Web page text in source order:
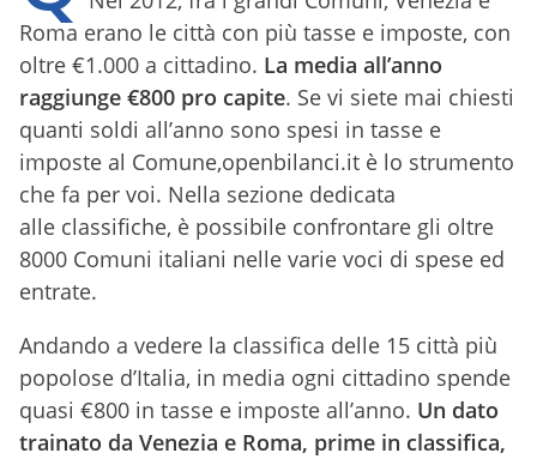
Roma erano le città con più tasse e imposte, con
oltre €1.000 a cittadino. La media all’anno
raggiunge €800 pro capite. Se vi siete mai chiesti
quanti soldi all’anno sono spesi in tasse e
imposte al Comune,openbilanci.it è lo strumento
che fa per voi. Nella sezione dedicata
alle classifiche, è possibile confrontare gli oltre
8000 Comuni italiani nelle varie voci di spese ed
entrate.
Andando a vedere la classifica delle 15 città più
popolose d’Italia, in media ogni cittadino spende
quasi €800 in tasse e imposte all’anno. Un dato
trainato da Venezia e Roma, prime in classifica,